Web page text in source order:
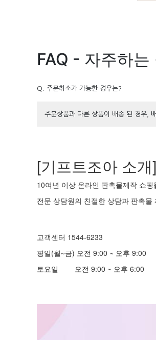
FAQ - 자주하는
Q. 주문취소가 가능한 경우는?
주문상품과 다른 상품이 배송 된 경우,
[기프트조아 소개]
10여년 이상 온라인 판촉물제작 쇼
전문 상담원의 친절한 상담과 판촉
고객센터 1544-6233
평일(월~금) 오전 9:00 ~ 오후 9:00
토요일 오전 9:00 ~ 오후 6:00